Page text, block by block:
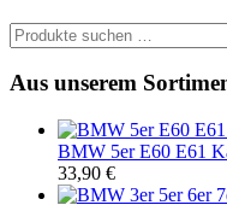
Suchen
nach:
Aus unserem
BMW 5er E60 E61
33,90 €